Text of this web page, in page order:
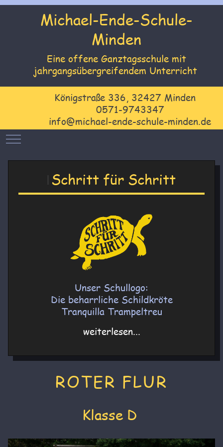
Michael-Ende-Schule-
Minden
Eine offene Ganztagsschule mit
jahrgangsübergreifendem Unterricht
Königstraße 336, 32427 Minden
0571-9743347
info@michael-ende-schule-minden.de
Mobile Menu Toggle
Schritt für Schritt
Unser Schullogo:
Die beharrliche Schildkröte
Tranquilla Trampeltreu
weiterlesen...
ROTER FLUR
Klasse D